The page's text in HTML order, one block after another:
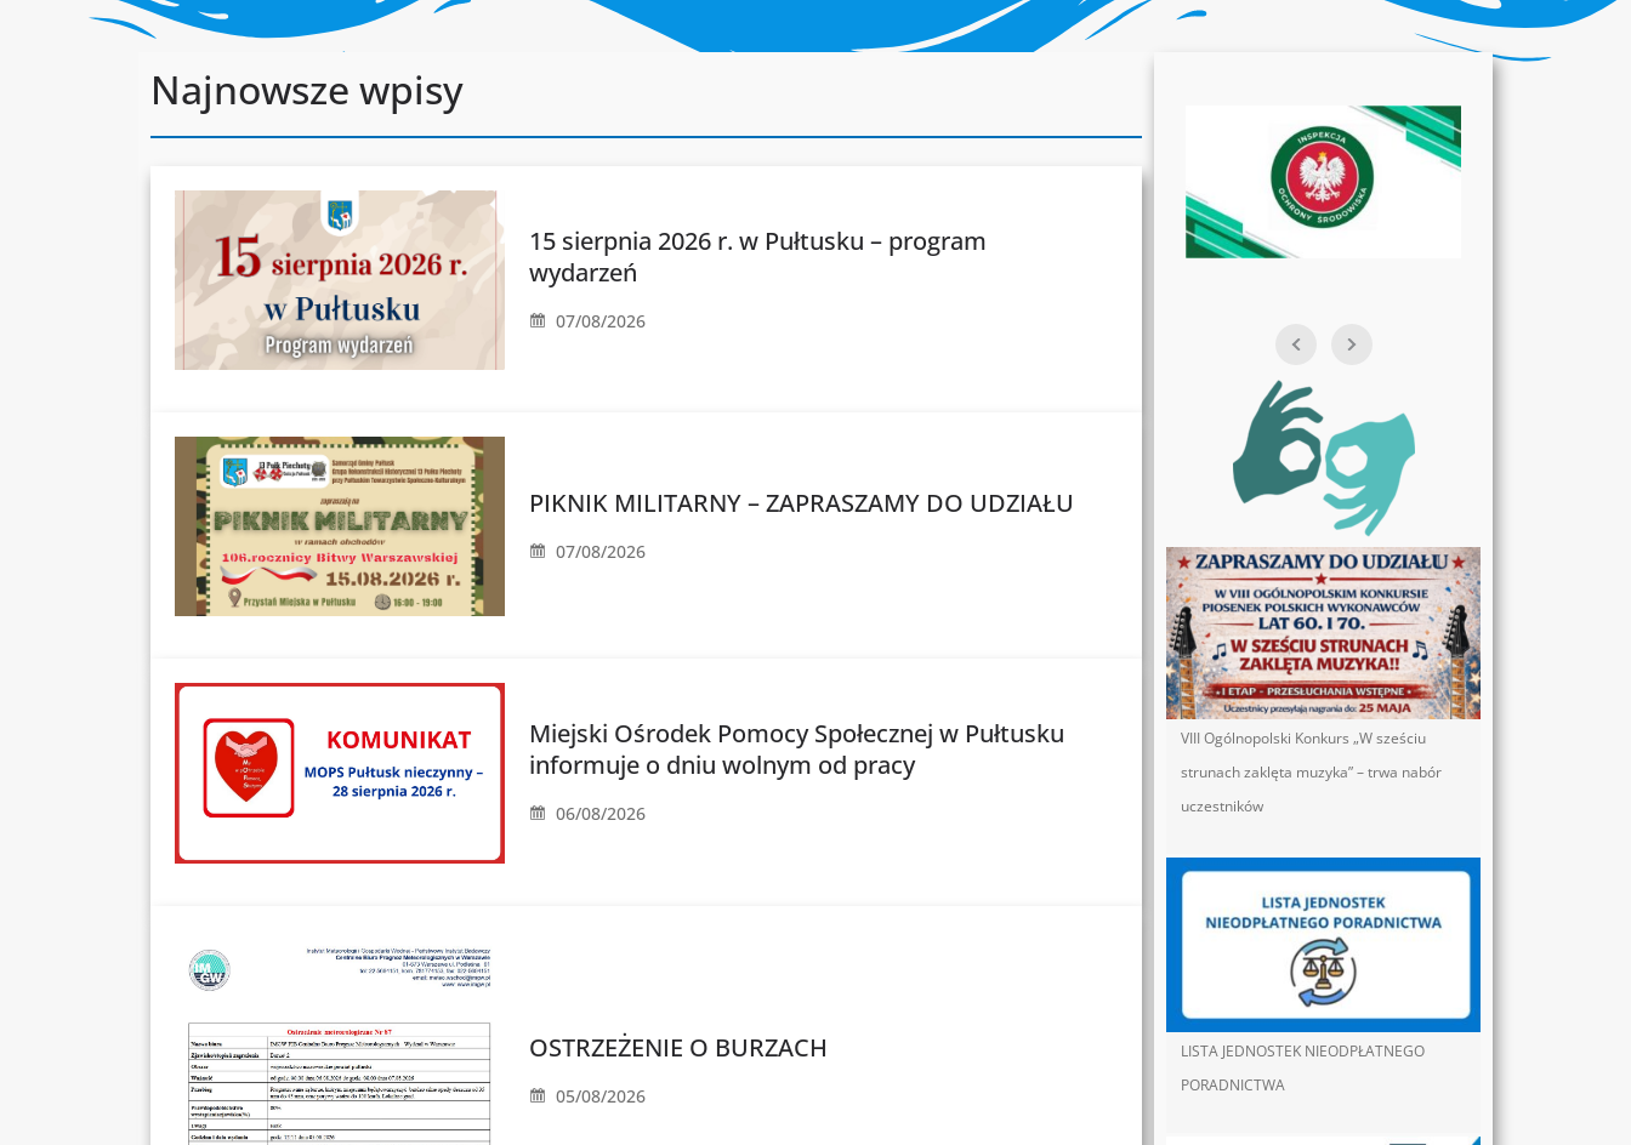
Najnowsze wpisy
15 sierpnia 2026 r. w Pułtusku – program
wydarzeń
07/08/2026
PIKNIK MILITARNY – ZAPRASZAMY DO UDZIAŁU
07/08/2026
Miejski Ośrodek Pomocy Społecznej w Pułtusku
informuje o dniu wolnym od pracy
06/08/2026
OSTRZEŻENIE O BURZACH
05/08/2026
VIII Ogólnopolski Konkurs „W sześciu
strunach zaklęta muzyka” – trwa nabór
uczestników
LISTA JEDNOSTEK NIEODPŁATNEGO
PORADNICTWA